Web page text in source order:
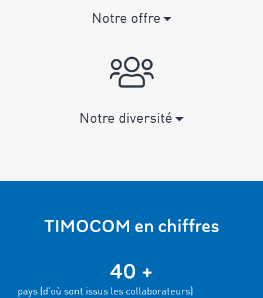
Notre offre
Notre diversité
TIMOCOM en chiffres
40 +
pays (d’où sont issus les collaborateurs)